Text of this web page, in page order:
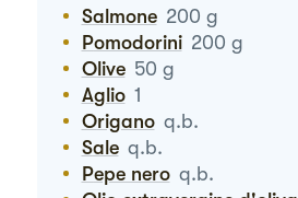
Salmone 200 g
Pomodorini 200 g
Olive 50 g
Aglio 1
Origano q.b.
Sale q.b.
Pepe nero q.b.